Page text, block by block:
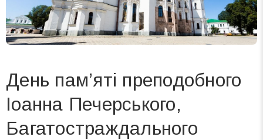
День пам’яті преподобного
Іоанна Печерського,
Багатостраждального